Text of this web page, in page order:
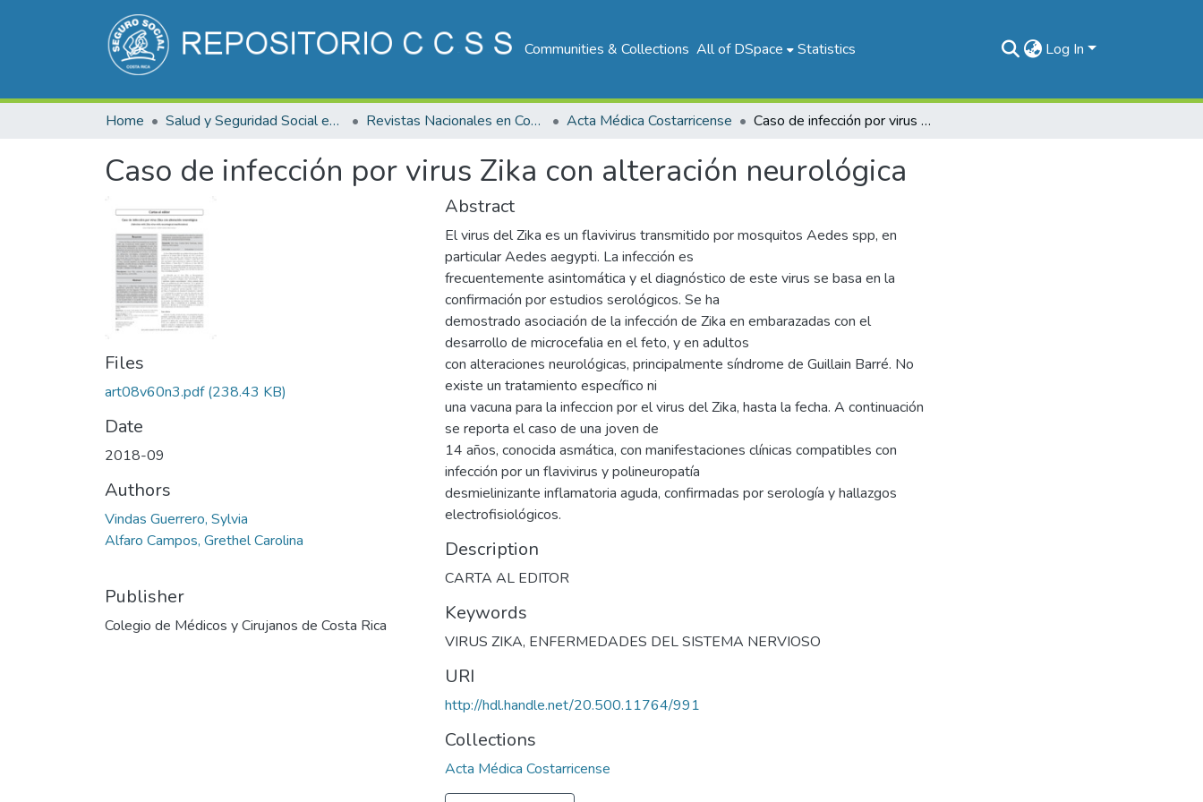
Communities & Collections All of DSpace Statistics Log In
Home Salud y Seguridad Social en Costa Rica Revistas Nacionales en Costa Rica Acta Médica Costarricense Caso de infección por virus Zika con alteración neurológica
Caso de infección por virus Zika con alteración neurológica
Files
art08v60n3.pdf(238.43 KB)
Date
2018-09
Authors
Vindas Guerrero, Sylvia
Alfaro Campos, Grethel Carolina
Publisher
Colegio de Médicos y Cirujanos de Costa Rica
Abstract
El virus del Zika es un flavivirus transmitido por mosquitos Aedes spp, en
particular Aedes aegypti. La infección es
frecuentemente asintomática y el diagnóstico de este virus se basa en la
confirmación por estudios serológicos. Se ha
demostrado asociación de la infección de Zika en embarazadas con el
desarrollo de microcefalia en el feto, y en adultos
con alteraciones neurológicas, principalmente síndrome de Guillain Barré. No
existe un tratamiento específico ni
una vacuna para la infeccion por el virus del Zika, hasta la fecha. A continuación
se reporta el caso de una joven de
14 años, conocida asmática, con manifestaciones clínicas compatibles con
infección por un flavivirus y polineuropatía
desmielinizante inflamatoria aguda, confirmadas por serología y hallazgos
electrofisiológicos.
Description
CARTA AL EDITOR
Keywords
VIRUS ZIKA, ENFERMEDADES DEL SISTEMA NERVIOSO
URI
http://hdl.handle.net/20.500.11764/991
Collections
Acta Médica Costarricense